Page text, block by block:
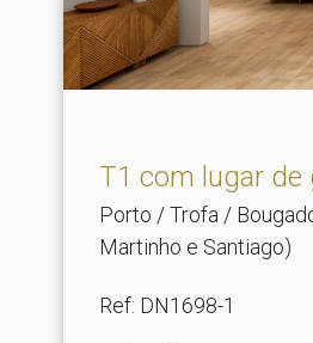
T1 com lugar de
Porto / Trofa /
Martinho e Santiago)
Ref: DN1698-1